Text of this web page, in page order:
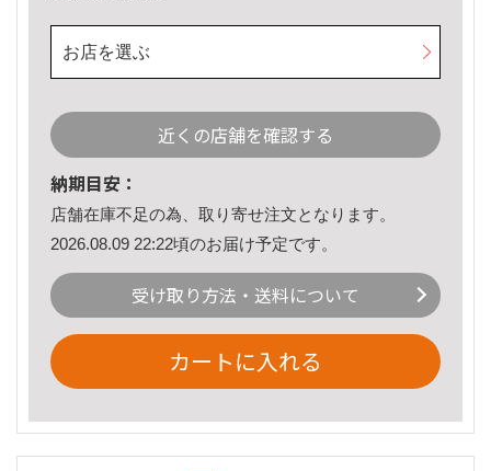
お店を選ぶ
近くの店舗を確認する
納期目安：
店舗在庫不足の為、取り寄せ注文となります。
2026.08.09 22:22頃のお届け予定です。
受け取り方法・送料について
カートに入れる